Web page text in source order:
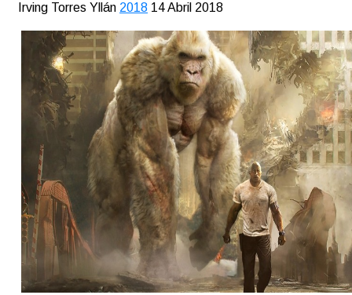
Irving Torres Yllán 2018 14 Abril 2018